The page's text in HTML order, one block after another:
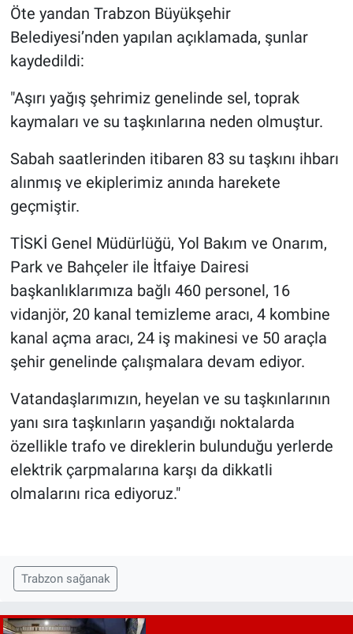
Öte yandan Trabzon Büyükşehir
Belediyesi’nden yapılan açıklamada, şunlar
kaydedildi:
"Aşırı yağış şehrimiz genelinde sel, toprak
kaymaları ve su taşkınlarına neden olmuştur.
Sabah saatlerinden itibaren 83 su taşkını ihbarı
alınmış ve ekiplerimiz anında harekete
geçmiştir.
TİSKİ Genel Müdürlüğü, Yol Bakım ve Onarım,
Park ve Bahçeler ile İtfaiye Dairesi
başkanlıklarımıza bağlı 460 personel, 16
vidanjör, 20 kanal temizleme aracı, 4 kombine
kanal açma aracı, 24 iş makinesi ve 50 araçla
şehir genelinde çalışmalara devam ediyor.
Vatandaşlarımızın, heyelan ve su taşkınlarının
yanı sıra taşkınların yaşandığı noktalarda
özellikle trafo ve direklerin bulunduğu yerlerde
elektrik çarpmalarına karşı da dikkatli
olmalarını rica ediyoruz."
Trabzon sağanak